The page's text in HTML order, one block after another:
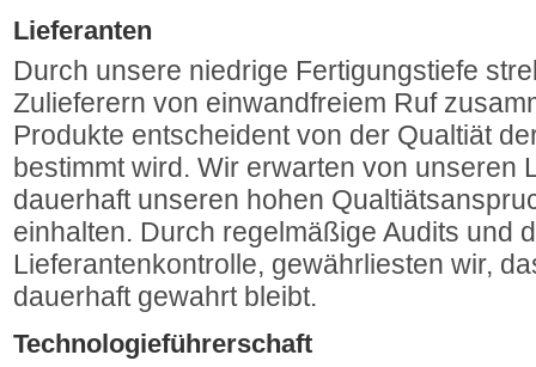
Lieferanten
Durch unsere niedrige Fertigungstiefe
Zulieferern von einwandfreiem Ruf
Produkte entscheident von der Qualtiät
bestimmt wird. Wir erwarten von unseren
dauerhaft unseren hohen
einhalten. Durch regelmäßige Audits und
Lieferantenkontrolle, gewährliesten wir,
dauerhaft gewahrt bleibt.
Technologieführerschaft